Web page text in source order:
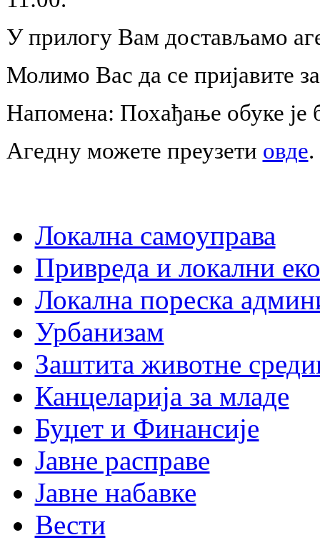
У прилогу Вам достављамо
Молимо Вас да се пријавите
Напомена: Похађање обуке је
Агедну можете преузети овде.
Локална самоуправа
Привреда и локални
Локална пореска
Урбанизам
Заштита животне
Канцеларија за младе
Буџет и Финансије
Јавне расправе
Јавне набавке
Вести